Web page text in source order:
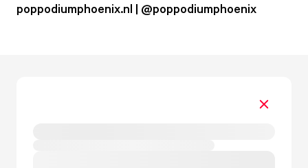
poppodiumphoenix.nl | @poppodiumphoenix